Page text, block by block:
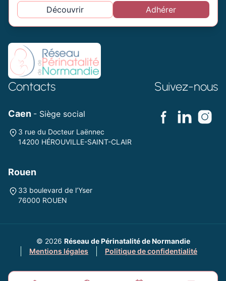
Découvrir Adhérer
Contacts
Caen - Siège social
3 rue du Docteur Laënnec
14200 HÉROUVILLE-SAINT-CLAIR
Rouen
33 boulevard de l’Yser
76000 ROUEN
Suivez-nous
© 2026 Réseau de Périnatalité de Normandie
Mentions légales
Politique de confidentialité